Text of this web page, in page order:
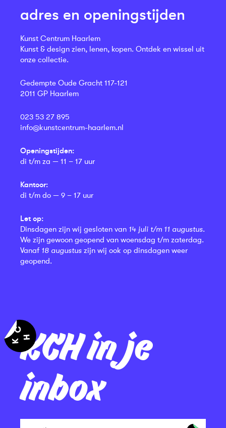
KCH in je
inbox
adres en openingstijden
Kunst Centrum Haarlem
Kunst & design zien, lenen, kopen. Ontdek en wissel uit
onze collectie.
Gedempte Oude Gracht 117-121
2011 GP Haarlem
023 53 27 895
info@kunstcentrum-haarlem.nl
Openingstijden:
di t/m za — 11 – 17 uur
Kantoor:
di t/m do — 9 – 17 uur
Let op:
Dinsdagen zijn wij gesloten van 14 juli t/m 11 augustus.
We zijn gewoon geopend van woensdag t/m zaterdag.
Vanaf 18 augustus zijn wij ook op dinsdagen weer
geopend.